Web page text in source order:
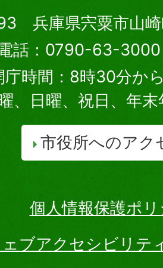
兵庫県宍粟市山崎
話：0790-63-3000
庁時間：8時30分か
曜、日曜、祝日、年
市役所へのアク
個人情報保護ポ
ェブアクセシビリテ